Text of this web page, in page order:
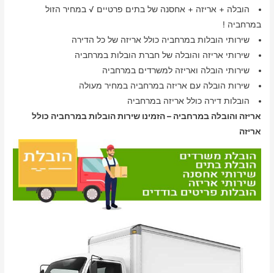
הובלה + אריזה + אחסנה של בתים פרטיים √ במחיר הזול
במרחביה !
שירותי הובלות במרחביה כולל אריזה של כל הדירה
שירותי אריזה והובלה של חברת הובלות במרחביה
שירותי הובלה ואריזה למשרדים במרחביה
שירות הובלה עם אריזה במרחביה במחיר מעולה
הובלות דירה כולל אריזה במרחביה
אריזה והובלה במרחביה – הזמינו שירות הובלות במרחביה כולל
אריזה